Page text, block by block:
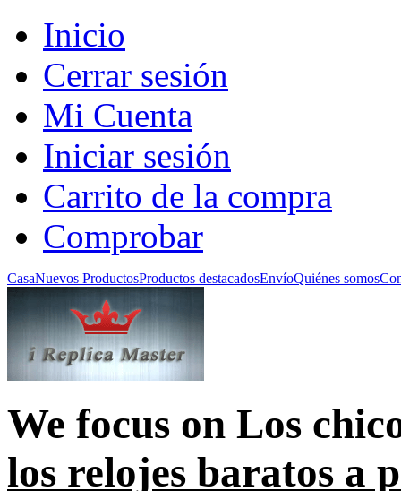
Inicio
Cerrar sesión
Mi Cuenta
Iniciar sesión
Carrito de la compra
Comprobar
CasaNuevos ProductosProductos destacadosEnvíoQuiénes somos
We focus on Los
los relojes baratos a